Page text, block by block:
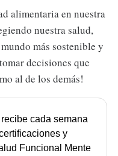
alimentaria en nuestra
nuestra salud,
más sostenible y
decisiones que
al de los demás!
cada semana
y
Funcional Mente